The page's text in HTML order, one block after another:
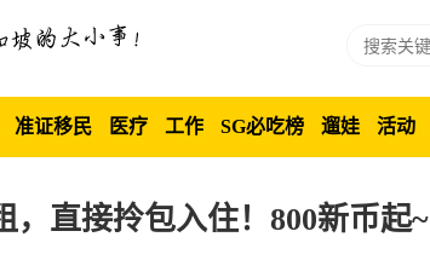
准证移民 医疗 工作 SG必吃榜 遛娃 活动
，直接拎包入住！800新币起~